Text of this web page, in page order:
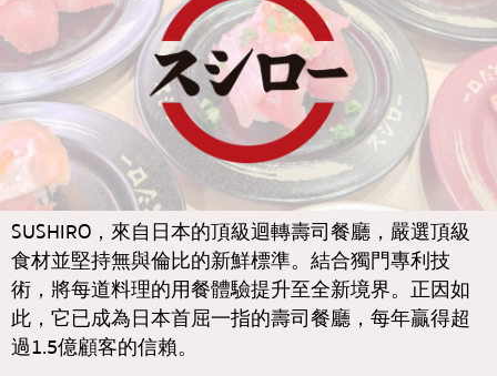
居酒屋
日式烤肉/烤肉
豬排蓋飯/炸豬排
涮涮鍋/壽喜燒
日式咖哩
日式烤雞肉串
蕎麥麵/烏龍麵
日本糖果
天婦羅
查倫克倫
吞武里
暹
通羅
完全相同的
彭彭
阿索克
阿里
風車
知識專欄
特別文章
KOL推薦的文章
SUSHIRO，來自日本的頂級迴轉壽司餐廳，嚴選頂級
食材並堅持無與倫比的新鮮標準。結合獨門專利技
術，將每道料理的用餐體驗提升至全新境界。正因如
此，它已成為日本首屈一指的壽司餐廳，每年贏得超
過1.5億顧客的信賴。